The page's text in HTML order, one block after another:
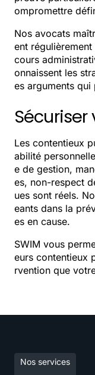
ompromettre
Nos avocats
ent
cours
onnaissent les
es arguments
Les contentieux
abilité
e de gestion,
es, non-respect
ues sont réels.
eants dans la
es en cause.
SWIM vous
eurs contentieux
rvention que
Nos services